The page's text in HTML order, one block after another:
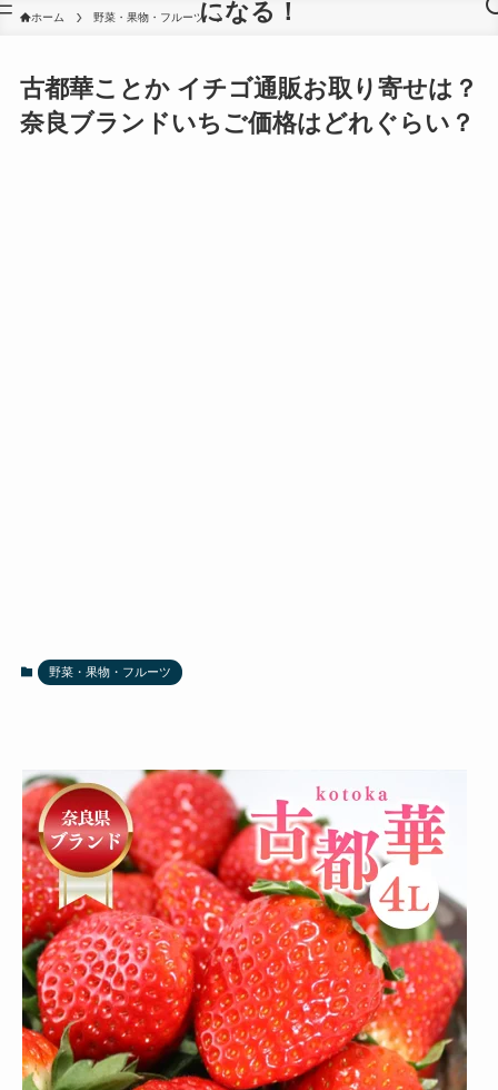
になる！
ホーム 野菜・果物・フルーツ
古都華ことか イチゴ通販お取り寄せは？
奈良ブランドいちご価格はどれぐらい？
野菜・果物・フルーツ